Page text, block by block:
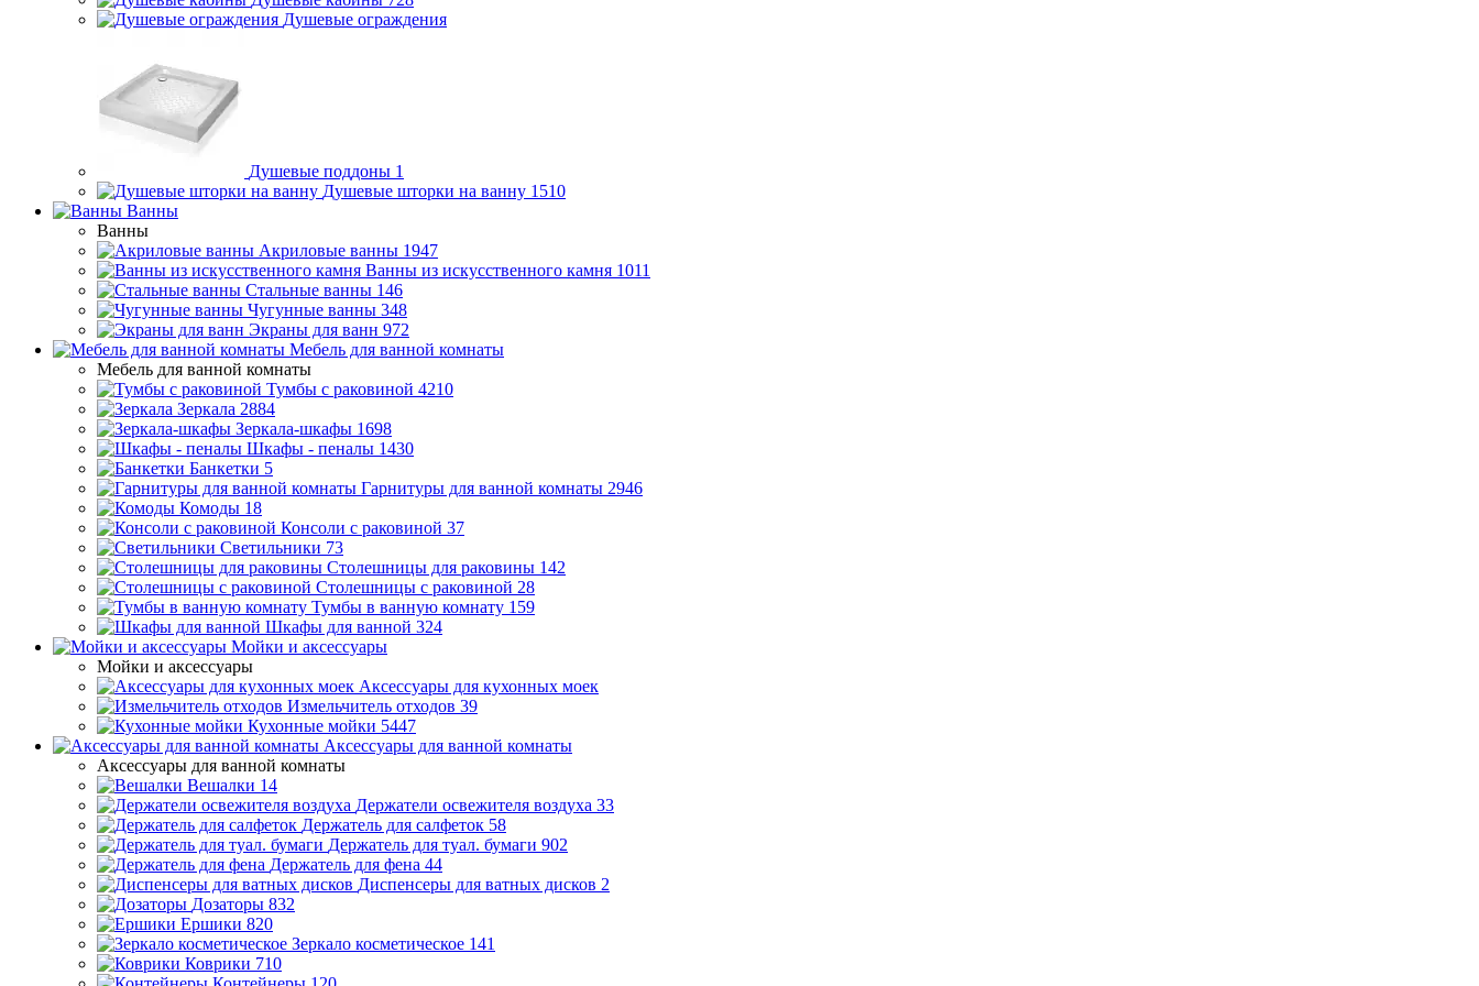
Душевые ограждения
Душевые поддоны 1
Душевые шторки на ванну 1510
Ванны
Ванны
Акриловые ванны 1947
Ванны из искусственного камня 1011
Стальные ванны 146
Чугунные ванны 348
Экраны для ванн 972
Мебель для ванной комнаты
Мебель для ванной комнаты
Тумбы с раковиной 4210
Зеркала 2884
Зеркала-шкафы 1698
Шкафы - пеналы 1430
Банкетки 5
Гарнитуры для ванной комнаты 2946
Комоды 18
Консоли с раковиной 37
Светильники 73
Столешницы для раковины 142
Столешницы с раковиной 28
Тумбы в ванную комнату 159
Шкафы для ванной 324
Мойки и аксессуары
Мойки и аксессуары
Аксессуары для кухонных моек
Измельчитель отходов 39
Кухонные мойки 5447
Аксессуары для ванной комнаты
Аксессуары для ванной комнаты
Вешалки 14
Держатели освежителя воздуха 33
Держатель для салфеток 58
Держатель для туал. бумаги 902
Держатель для фена 44
Диспенсеры для ватных дисков 2
Дозаторы 832
Ершики 820
Зеркало косметическое 141
Коврики 710